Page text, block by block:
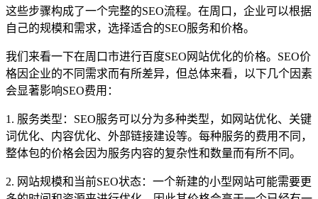
这些步骤构成了一个完整的SEO流程。在周口，企业可以根据
自己的规模和需求，选择适合的SEO服务和价格。
我们来看一下在周口市进行百度SEO网站优化的价格。SEO价
格因企业的不同需求而有所差异，但总体来看，以下几个因素
会显著影响SEO费用：
1. 服务类型：SEO服务可以分为多种类型，如网站优化、关键
词优化、内容优化、外部链接建设等。每种服务的费用不同，
整体包的价格会因为服务内容的复杂性和数量而有所不同。
2. 网站规模和当前SEO状态：一个新建的小型网站可能需要更